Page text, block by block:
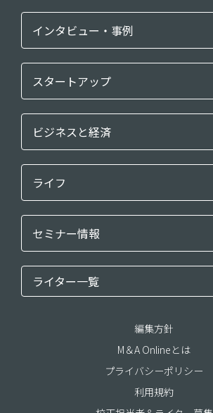
インタビュー・事例
スタートアップ
ビジネスと経済
ライフ
セミナー情報
ライター一覧
編集方針
M＆A Onlineとは
プライバシーポリシー
利用規約